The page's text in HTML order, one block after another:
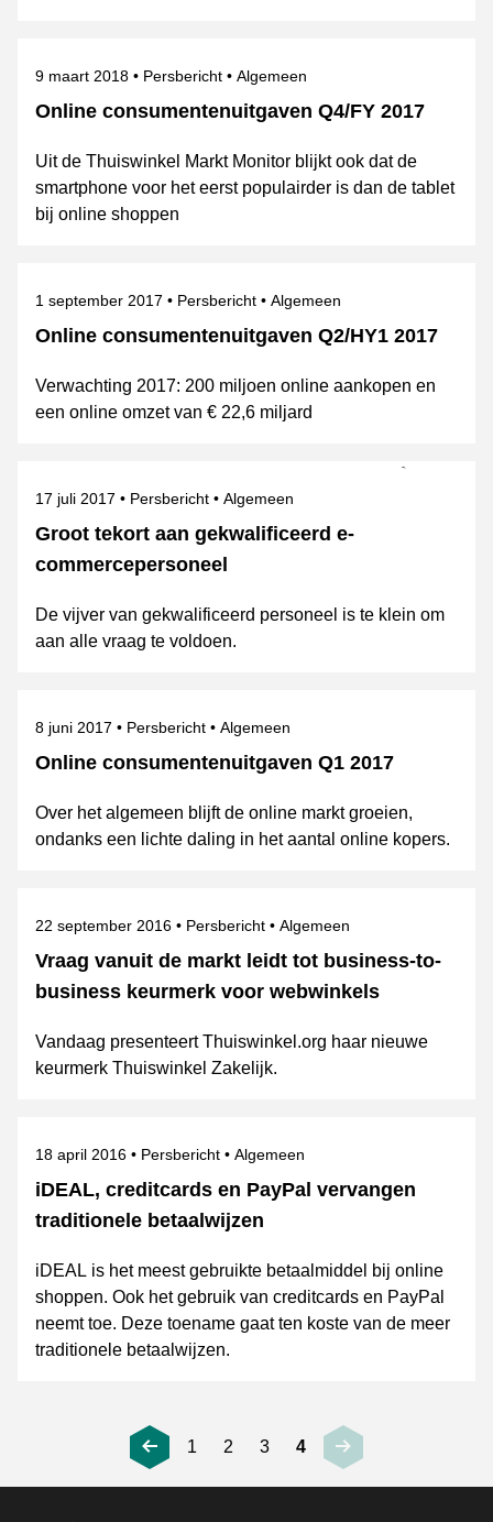
Online consumentenuitgaven Q4/FY 2017
Gepubliceerd op
9 maart 2018 Categorie
Persbericht Onderwerpen
Algemeen
Uit de Thuiswinkel Markt Monitor blijkt ook dat de
smartphone voor het eerst populairder is dan de tablet
bij online shoppen
Online consumentenuitgaven Q2/HY1 2017
Gepubliceerd op
1 september 2017 Categorie
Persbericht Onderwerpen
Algemeen
Verwachting 2017: 200 miljoen online aankopen en
een online omzet van € 22,6 miljard
Groot tekort aan gekwalificeerd e-
commercepersoneel
Gepubliceerd op
17 juli 2017 Categorie
Persbericht Onderwerpen
Algemeen
De vijver van gekwalificeerd personeel is te klein om
aan alle vraag te voldoen.
Online consumentenuitgaven Q1 2017
Gepubliceerd op
8 juni 2017 Categorie
Persbericht Onderwerpen
Algemeen
Over het algemeen blijft de online markt groeien,
ondanks een lichte daling in het aantal online kopers.
Vraag vanuit de markt leidt tot business-to-
business keurmerk voor webwinkels
Gepubliceerd op
22 september 2016 Categorie
Persbericht Onderwerpen
Algemeen
Vandaag presenteert Thuiswinkel.org haar nieuwe
keurmerk Thuiswinkel Zakelijk.
iDEAL, creditcards en PayPal vervangen
traditionele betaalwijzen
Gepubliceerd op
18 april 2016 Categorie
Persbericht Onderwerpen
Algemeen
iDEAL is het meest gebruikte betaalmiddel bij online
shoppen. Ook het gebruik van creditcards en PayPal
neemt toe. Deze toename gaat ten koste van de meer
traditionele betaalwijzen.
1 2 3 4